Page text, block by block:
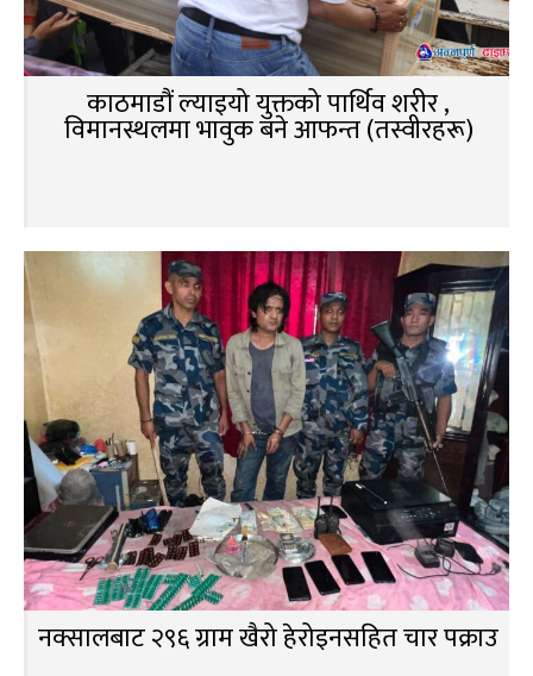
काठमाडौं ल्याइयो युक्तको पार्थिव शरीर ,
विमानस्थलमा भावुक बने आफन्त (तस्वीरहरू)
नक्सालबाट २९६ ग्राम खैरो हेरोइनसहित चार पक्राउ